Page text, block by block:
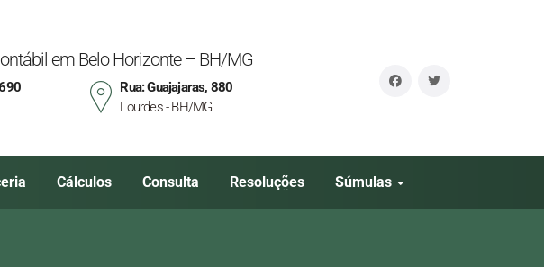
em Belo Horizonte – BH/MG
Rua: Guajajaras, 880
Lourdes - BH/MG
Cálculos Consulta Resoluções Súmulas